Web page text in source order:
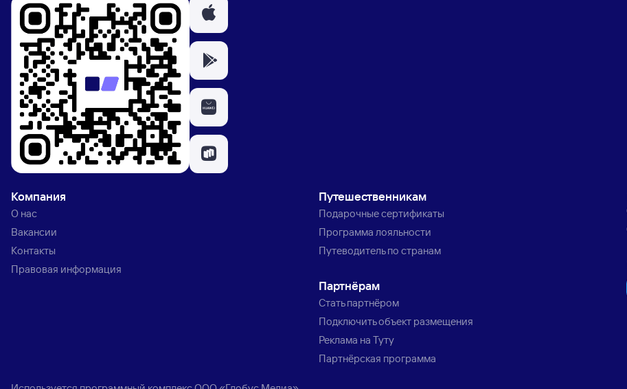
Компания
О нас
Вакансии
Контакты
Правовая информация
Путешественникам
Подарочные сертификаты
Программа лояльности
Путеводитель по странам
Партнёрам
Стать партнёром
Подключить объект размещения
Реклама на Туту
Партнёрская программа